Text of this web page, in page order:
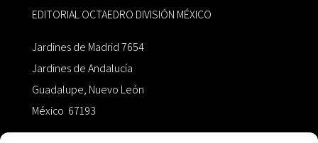
EDITORIAL OCTAEDRO DIVISIÓN MÉXICO
Jardines de Madrid 7654
Jardines de Andalucía
Guadalupe, Nuevo León
México 67193